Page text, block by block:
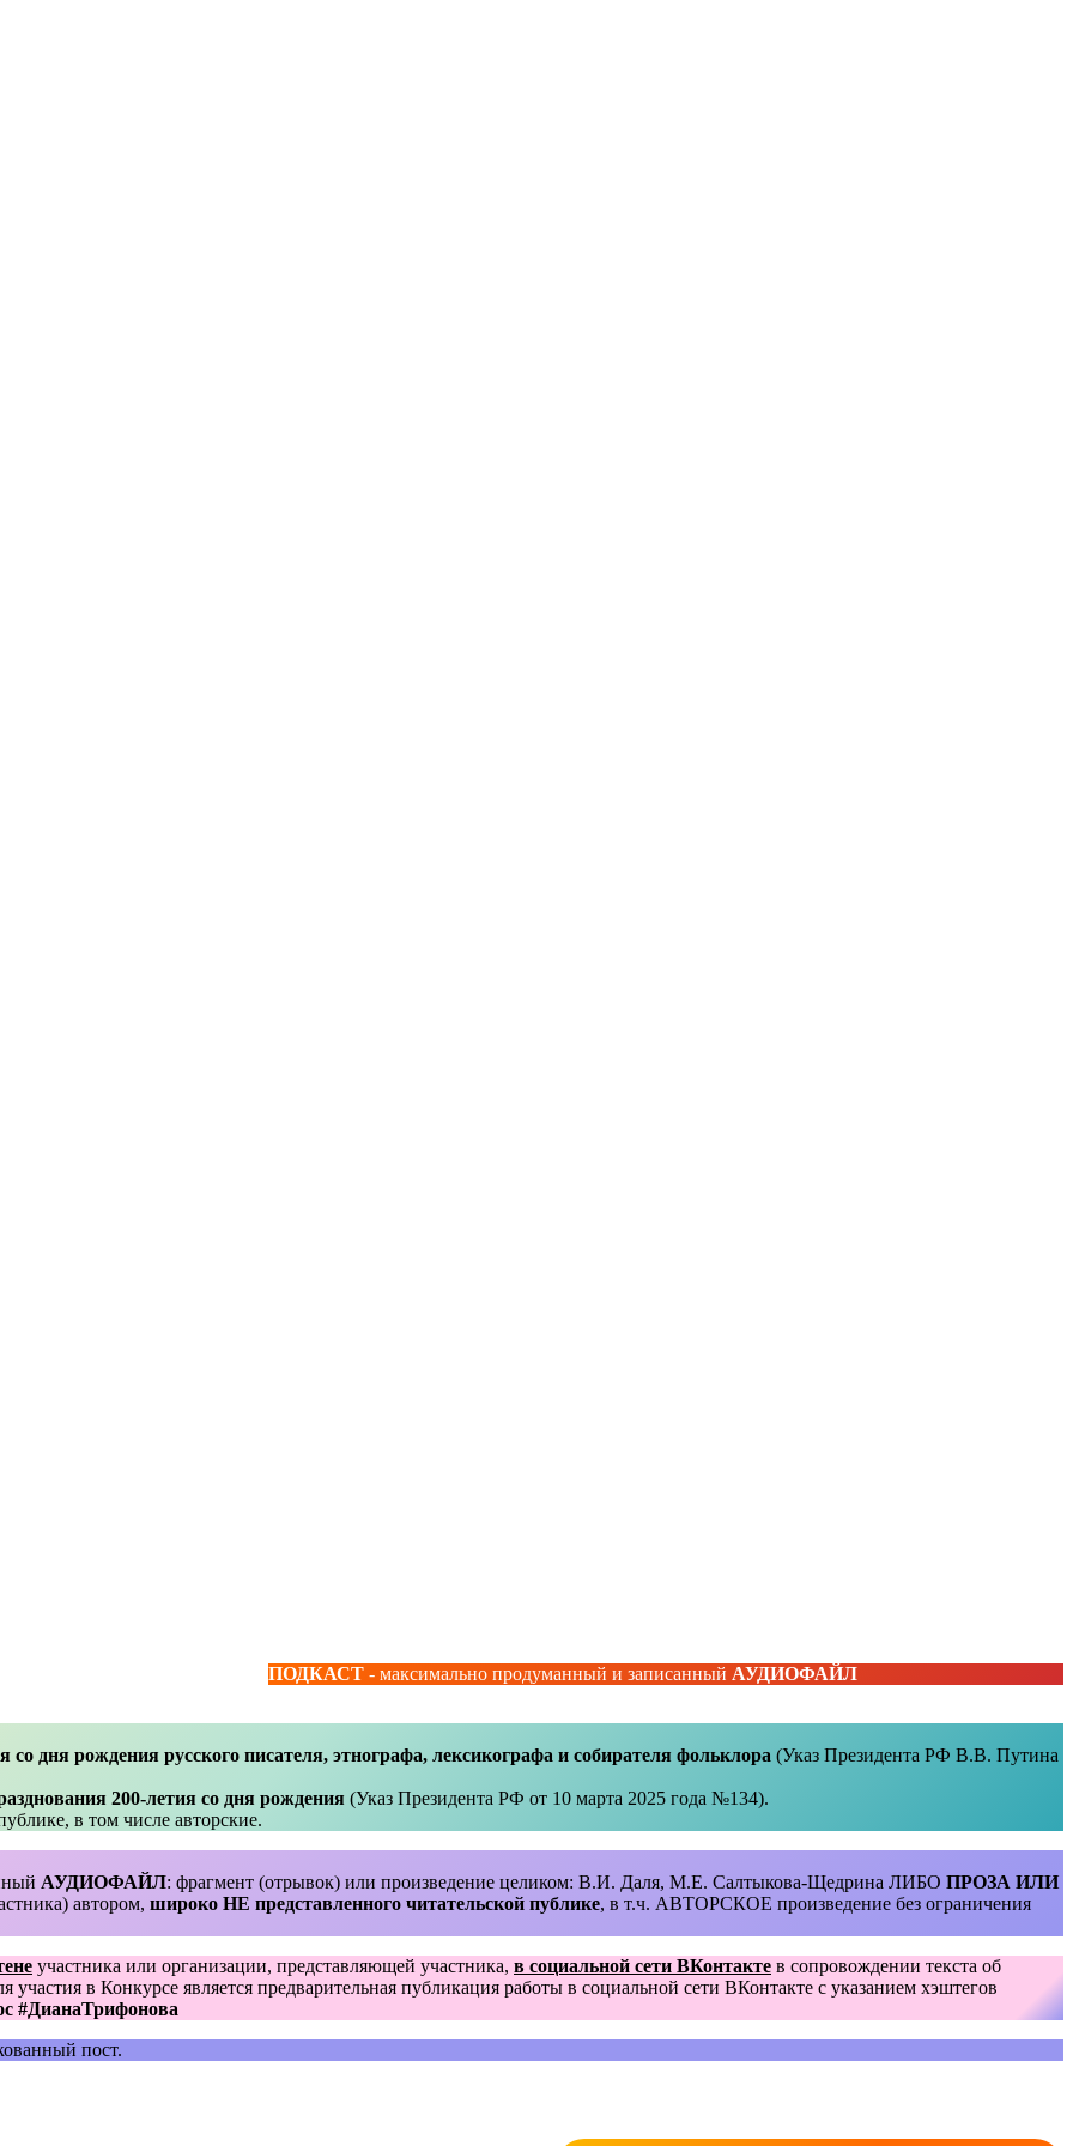
ПОДКАСТ - максимально продуманный и записанный АУДИОФАЙЛ
рождения русского писателя, этнографа, лексикографа и собирателя фольклора (Указ Президента РФ В.В. Путина
200-летия со дня рождения (Указ Президента РФ от 10 марта 2025 года №134).
в том числе авторские.
АУДИОФАЙЛ: фрагмент (отрывок) или произведение целиком: В.И. Даля, М.Е. Салтыкова-Щедрина ЛИБО ПРОЗА ИЛИ
автором, широко НЕ представленного читательской публике, в т.ч. АВТОРСКОЕ произведение без ограничения
участника или организации, представляющей участника, в социальной сети ВКонтакте в сопровождении текста об
в Конкурсе является предварительная публикация работы в социальной сети ВКонтакте с указанием хэштегов
#ДианаТрифонова
пост.